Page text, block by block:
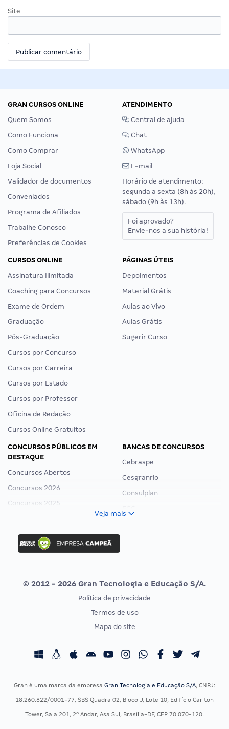
Site
GRAN CURSOS ONLINE
Quem Somos
Como Funciona
Como Comprar
Loja Social
Validador de documentos
Conveniados
Programa de Afiliados
Trabalhe Conosco
Preferências de Cookies
ATENDIMENTO
Central de ajuda
Chat
WhatsApp
E-mail
Horário de atendimento:
segunda a sexta (8h às 20h),
sábado (9h às 13h).
Foi aprovado?
Envie-nos a sua história!
CURSOS ONLINE
Assinatura Ilimitada
Coaching para Concursos
Exame de Ordem
Graduação
Pós-Graduação
Cursos por Concurso
Cursos por Carreira
Cursos por Estado
Cursos por Professor
Oficina de Redação
Cursos Online Gratuitos
PÁGINAS ÚTEIS
Depoimentos
Material Grátis
Aulas ao Vivo
Aulas Grátis
Sugerir Curso
CONCURSOS PÚBLICOS EM
DESTAQUE
Concursos Abertos
Concursos 2026
Concursos 2025
Concurso Ibama
Concurso MPU
Editais publicados
BANCAS DE CONCURSOS
Cebraspe
Cesgranrio
Consulplan
Vunesp
CONCURSOS POR PROFISSÃO
Concursos Fiscais
EXAME DE ORDEM
Calendário OAB
Veja mais
© 2012 - 2026 Gran Tecnologia e Educação S/A.
Política de privacidade
Termos de uso
Mapa do site
Gran é uma marca da empresa Gran Tecnologia e Educação S/A, CNPJ:
18.260.822/0001-77, SBS Quadra 02, Bloco J, Lote 10, Edifício Carlton
Tower, Sala 201, 2º Andar, Asa Sul, Brasília-DF, CEP 70.070-120.